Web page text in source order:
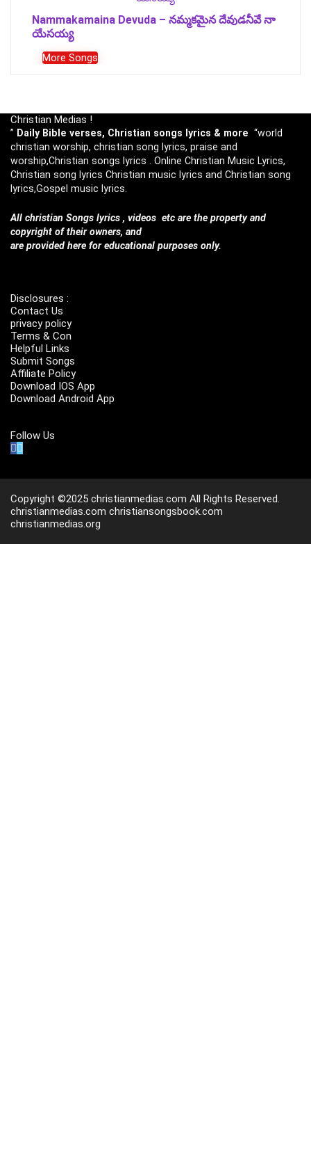
Nammakamaina Devuda – నమ్మకమైన దేవుడనీవే నా
యేసయ్య
More Songs
Christian Medias !
” Daily Bible verses, Christian songs lyrics & more “world
christian worship, christian song lyrics, praise and
worship,Christian songs lyrics . Online Christian Music Lyrics,
Christian song lyrics Christian music lyrics and Christian song
lyrics,Gospel music lyrics.
All christian Songs lyrics , videos etc are the property and
copyright of their owners, and
are provided here for educational purposes only.
Disclosures :
Contact Us
privacy policy
Terms & Con
Helpful Links
Submit Songs
Affiliate Policy
Download IOS App
Download Android App
Follow Us
Copyright ©2025 christianmedias.com All Rights Reserved.
christianmedias.com christiansongsbook.com
christianmedias.org